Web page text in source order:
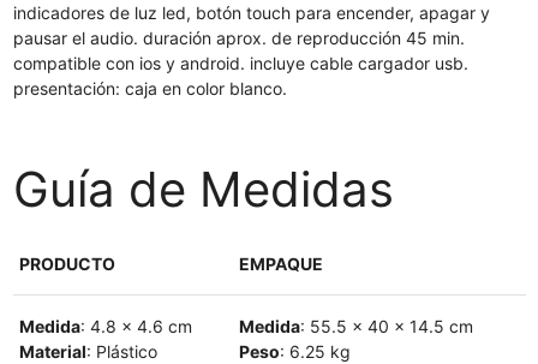
indicadores de luz led, botón touch para encender, apagar y
pausar el audio. duración aprox. de reproducción 45 min.
compatible con ios y android. incluye cable cargador usb.
presentación: caja en color blanco.
Guía de Medidas
PRODUCTO EMPAQUE
Medida: 4.8 x 4.6 cm
Material: Plástico
Medida: 55.5 x 40 x 14.5 cm
Peso: 6.25 kg